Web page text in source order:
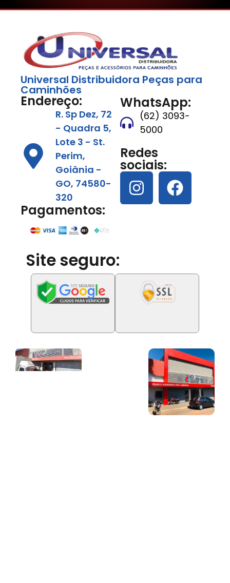
Universal Distribuidora Peças para
Caminhões
Endereço:
R. Sp Dez, 72
- Quadra 5,
Lote 3 - St.
Perim,
Goiânia -
GO, 74580-
320
Pagamentos:
WhatsApp:
(62) 3093-
5000
Redes
sociais:
Site seguro: